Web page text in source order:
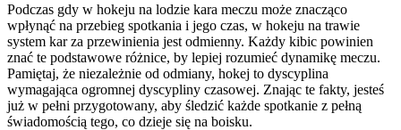
Podczas gdy w hokeju na lodzie kara meczu może znacząco
wpłynąć na przebieg spotkania i jego czas, w hokeju na trawie
system kar za przewinienia jest odmienny. Każdy kibic powinien
znać te podstawowe różnice, by lepiej rozumieć dynamikę meczu.
Pamiętaj, że niezależnie od odmiany, hokej to dyscyplina
wymagająca ogromnej dyscypliny czasowej. Znając te fakty, jesteś
już w pełni przygotowany, aby śledzić każde spotkanie z pełną
świadomością tego, co dzieje się na boisku.